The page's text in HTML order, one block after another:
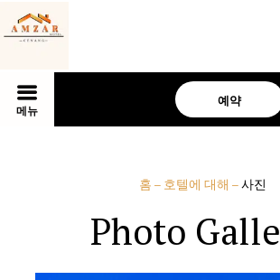
메뉴
예약
홈 – 호텔에 대해 –사진
Photo